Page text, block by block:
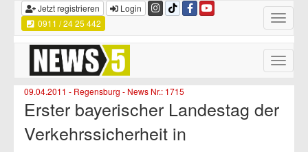
Toggle
Jetzt registrieren
Login
0911 / 24 25 442
Toggle
09.04.2011 - Regensburg - News Nr.: 1715
Erster bayerischer Landestag der
Verkehrssicherheit in